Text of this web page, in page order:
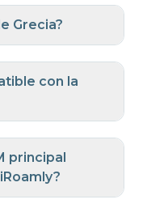
Grecia?
con la
principal